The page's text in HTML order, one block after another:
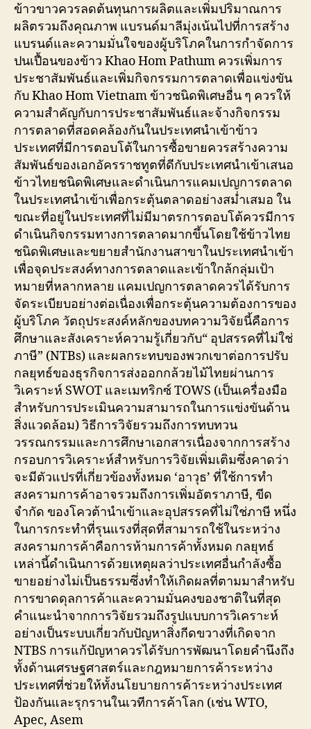
ข้าวขาวควรลดต้นทุนการผลิตและเพิ่มปริมาณการ
ผลิตรวมถึงคุณภาพ แบรนด์มาลีมุ่งเน้นไปที่การสร้าง
แบรนด์และความมั่นใจของผู้บริโภคในการกำจัดการ
ปนเปื้อนของข้าว Khao Hom Pathum ควรเพิ่มการ
ประชาสัมพันธ์และเพิ่มกิจกรรมการตลาดเพื่อแข่งขัน
กับ Khao Hom Vietnam ข้าวชนิดพิเศษอื่น ๆ ควรให้
ความสำคัญกับการประชาสัมพันธ์และจ้างกิจกรรม
การตลาดที่สอดคล้องกันในประเทศนำเข้าข้าว
ประเทศที่มีการตอบโต้ในการซื้อขายควรสร้างความ
สัมพันธ์ของเอกอัครราชทูตที่ดีกับประเทศนำเข้าเสนอ
ข้าวไทยชนิดพิเศษและดำเนินการแคมเปญการตลาด
ในประเทศนำเข้าเพื่อกระตุ้นตลาดอย่างสม่ำเสมอ ใน
ขณะที่อยู่ในประเทศที่ไม่มีมาตรการตอบโต้ควรมีการ
ดำเนินกิจกรรมทางการตลาดมากขึ้นโดยใช้ข้าวไทย
ชนิดพิเศษและขยายสำนักงานสาขาในประเทศนำเข้า
เพื่อจุดประสงค์ทางการตลาดและเข้าใกล้กลุ่มเป้า
หมายที่หลากหลาย แคมเปญการตลาดควรได้รับการ
จัดระเบียบอย่างต่อเนื่องเพื่อกระตุ้นความต้องการของ
ผู้บริโภค วัตถุประสงค์หลักของบทความวิจัยนี้คือการ
ศึกษาและสังเคราะห์ความรู้เกี่ยวกับ“ อุปสรรคที่ไม่ใช่
ภาษี” (NTBs) และผลกระทบของพวกเขาต่อการปรับ
กลยุทธ์ของธุรกิจการส่งออกกล้วยไม้ไทยผ่านการ
วิเคราะห์ SWOT และเมทริกซ์ TOWS (เป็นเครื่องมือ
สำหรับการประเมินความสามารถในการแข่งขันด้าน
สิ่งแวดล้อม) วิธีการวิจัยรวมถึงการทบทวน
วรรณกรรมและการศึกษาเอกสารเนื่องจากการสร้าง
กรอบการวิเคราะห์สำหรับการวิจัยเพิ่มเติมซึ่งคาดว่า
จะมีตัวแปรที่เกี่ยวข้องทั้งหมด ‘อาวุธ’ ที่ใช้การทำ
สงครามการค้าอาจรวมถึงการเพิ่มอัตราภาษี, ขีด
จำกัด ของโควต้านำเข้าและอุปสรรคที่ไม่ใช่ภาษี หนึ่ง
ในการกระทำที่รุนแรงที่สุดที่สามารถใช้ในระหว่าง
สงครามการค้าคือการห้ามการค้าทั้งหมด กลยุทธ์
เหล่านี้ดำเนินการด้วยเหตุผลว่าประเทศอื่นกำลังซื้อ
ขายอย่างไม่เป็นธรรมซึ่งทำให้เกิดผลที่ตามมาสำหรับ
การขาดดุลการค้าและความมั่นคงของชาติในที่สุด
คำแนะนำจากการวิจัยรวมถึงรูปแบบการวิเคราะห์
อย่างเป็นระบบเกี่ยวกับปัญหาสิ่งกีดขวางที่เกิดจาก
NTBS การแก้ปัญหาควรได้รับการพัฒนาโดยคำนึงถึง
ทั้งด้านเศรษฐศาสตร์และกฎหมายการค้าระหว่าง
ประเทศที่ช่วยให้ทั้งนโยบายการค้าระหว่างประเทศ
ป้องกันและรุกรานในเวทีการค้าโลก (เช่น WTO,
Apec, Asem